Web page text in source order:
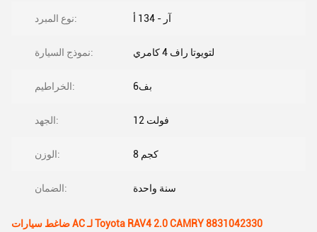
نوع المبرد: آر - 134 أ
نموذج السيارة: لتويوتا راف 4 كامري
الخراطيم: بف6
الجهد: 12 فولت
الوزن: 8 كجم
الضمان: سنة واحدة
ضاغط سيارات AC لـ Toyota RAV4 2.0 CAMRY 8831042330